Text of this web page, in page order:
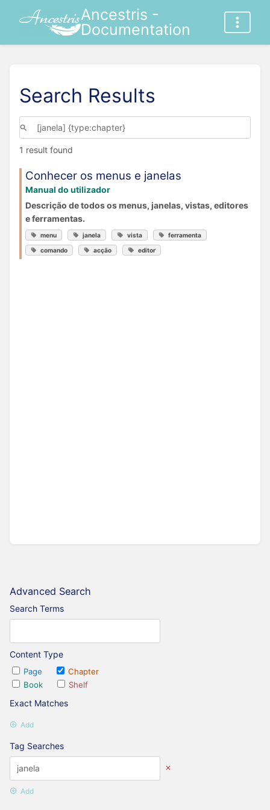
Ancestris -
Documentation
Advanced Search
Search Terms
Content Type
Page
Chapter
Book
Shelf
Exact Matches
Add
Tag Searches
Add
Search Results
1 result found
Conhecer os menus e janelas
Manual do utilizador
Descrição de todos os menus, janelas, vistas, editores
e ferramentas.
menu janela vista ferramenta
comando acção editor